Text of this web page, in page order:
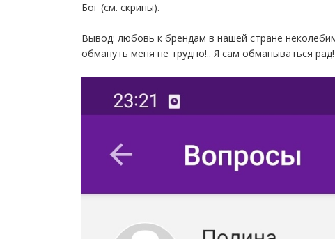
Бог (см. скрины).
Вывод: любовь к брендам в нашей стране
обмануть меня не трудно!.. Я сам обманываться